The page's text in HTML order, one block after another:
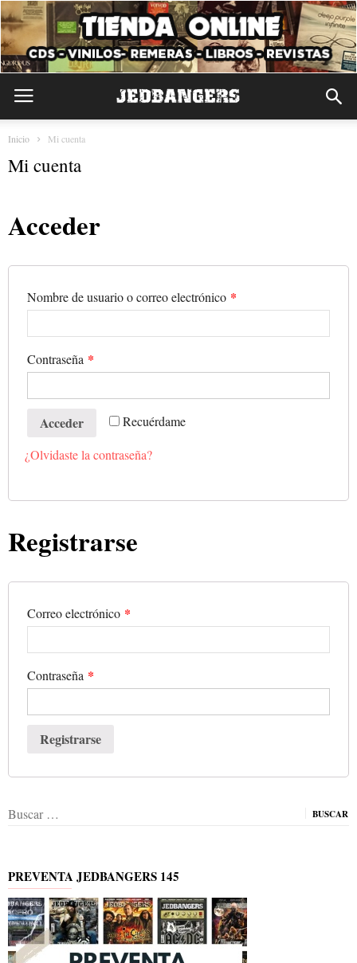
Inicio Mi cuenta
Mi cuenta
Acceder
Nombre de usuario o correo electrónico *
Contraseña *
Recuérdame
Acceder
¿Olvidaste la contraseña?
Registrarse
Correo electrónico *
Contraseña *
Registrarse
Buscar:
PREVENTA JEDBANGERS 145